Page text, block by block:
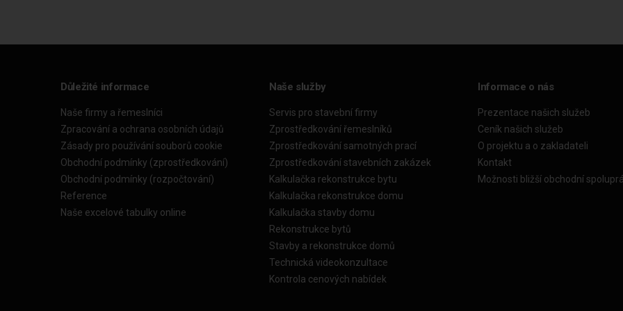
Důležité informace
Naše firmy a řemeslníci
Zpracování a ochrana osobních údajů
Zásady pro používání souborů cookie
Obchodní podmínky (zprostředkování)
Obchodní podmínky (rozpočtování)
Reference
Naše excelové tabulky online
Naše služby
Servis pro stavební firmy
Zprostředkování řemeslníků
Zprostředkování samotných prací
Zprostředkování stavebních zakázek
Kalkulačka rekonstrukce bytu
Kalkulačka rekonstrukce domu
Kalkulačka stavby domu
Rekonstrukce bytů
Stavby a rekonstrukce domů
Technická videokonzultace
Kontrola cenových nabídek
Informace o nás
Prezentace našich služeb
Ceník našich služeb
O projektu a o zakladateli
Kontakt
Možnosti bližší obchodní